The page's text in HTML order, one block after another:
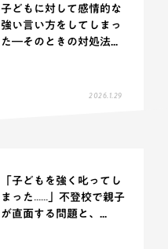
子どもに対して感情的な
強い言い方をしてしまっ
た―そのときの対処法...
2026.1.29
「子どもを強く叱ってし
まった……」不登校で親子
が直面する問題と、...